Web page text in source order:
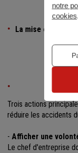
La mise en place
Trois actions
réduire les accidents
- Afficher une
Le chef d'entreprise
notre
cookies.